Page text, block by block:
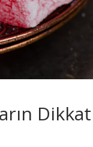
Dikkat